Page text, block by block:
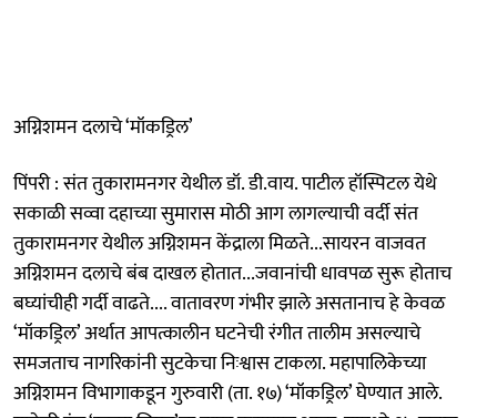
अग्निशमन दलाचे ‘मॉकड्रिल’
पिंपरी : संत तुकारामनगर येथील डॉ. डी.वाय. पाटील हॉस्पिटल येथे
सकाळी सव्वा दहाच्या सुमारास मोठी आग लागल्याची वर्दी संत
तुकारामनगर येथील अग्निशमन केंद्राला मिळते...सायरन वाजवत
अग्निशमन दलाचे बंब दाखल होतात...जवानांची धावपळ सुरू होताच
बघ्यांचीही गर्दी वाढते.... वातावरण गंभीर झाले असतानाच हे केवळ
‘मॉकड्रिल’ अर्थात आपत्कालीन घटनेची रंगीत तालीम असल्याचे
समजताच नागरिकांनी सुटकेचा निःश्वास टाकला. महापालिकेच्या
अग्निशमन विभागाकडून गुरुवारी (ता. १७) ‘मॉकड्रिल’ घेण्यात आले.